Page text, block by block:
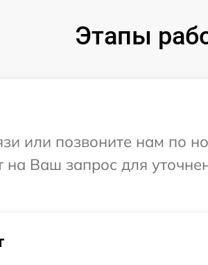
Этапы
или позвоните нам по
на Ваш запрос для